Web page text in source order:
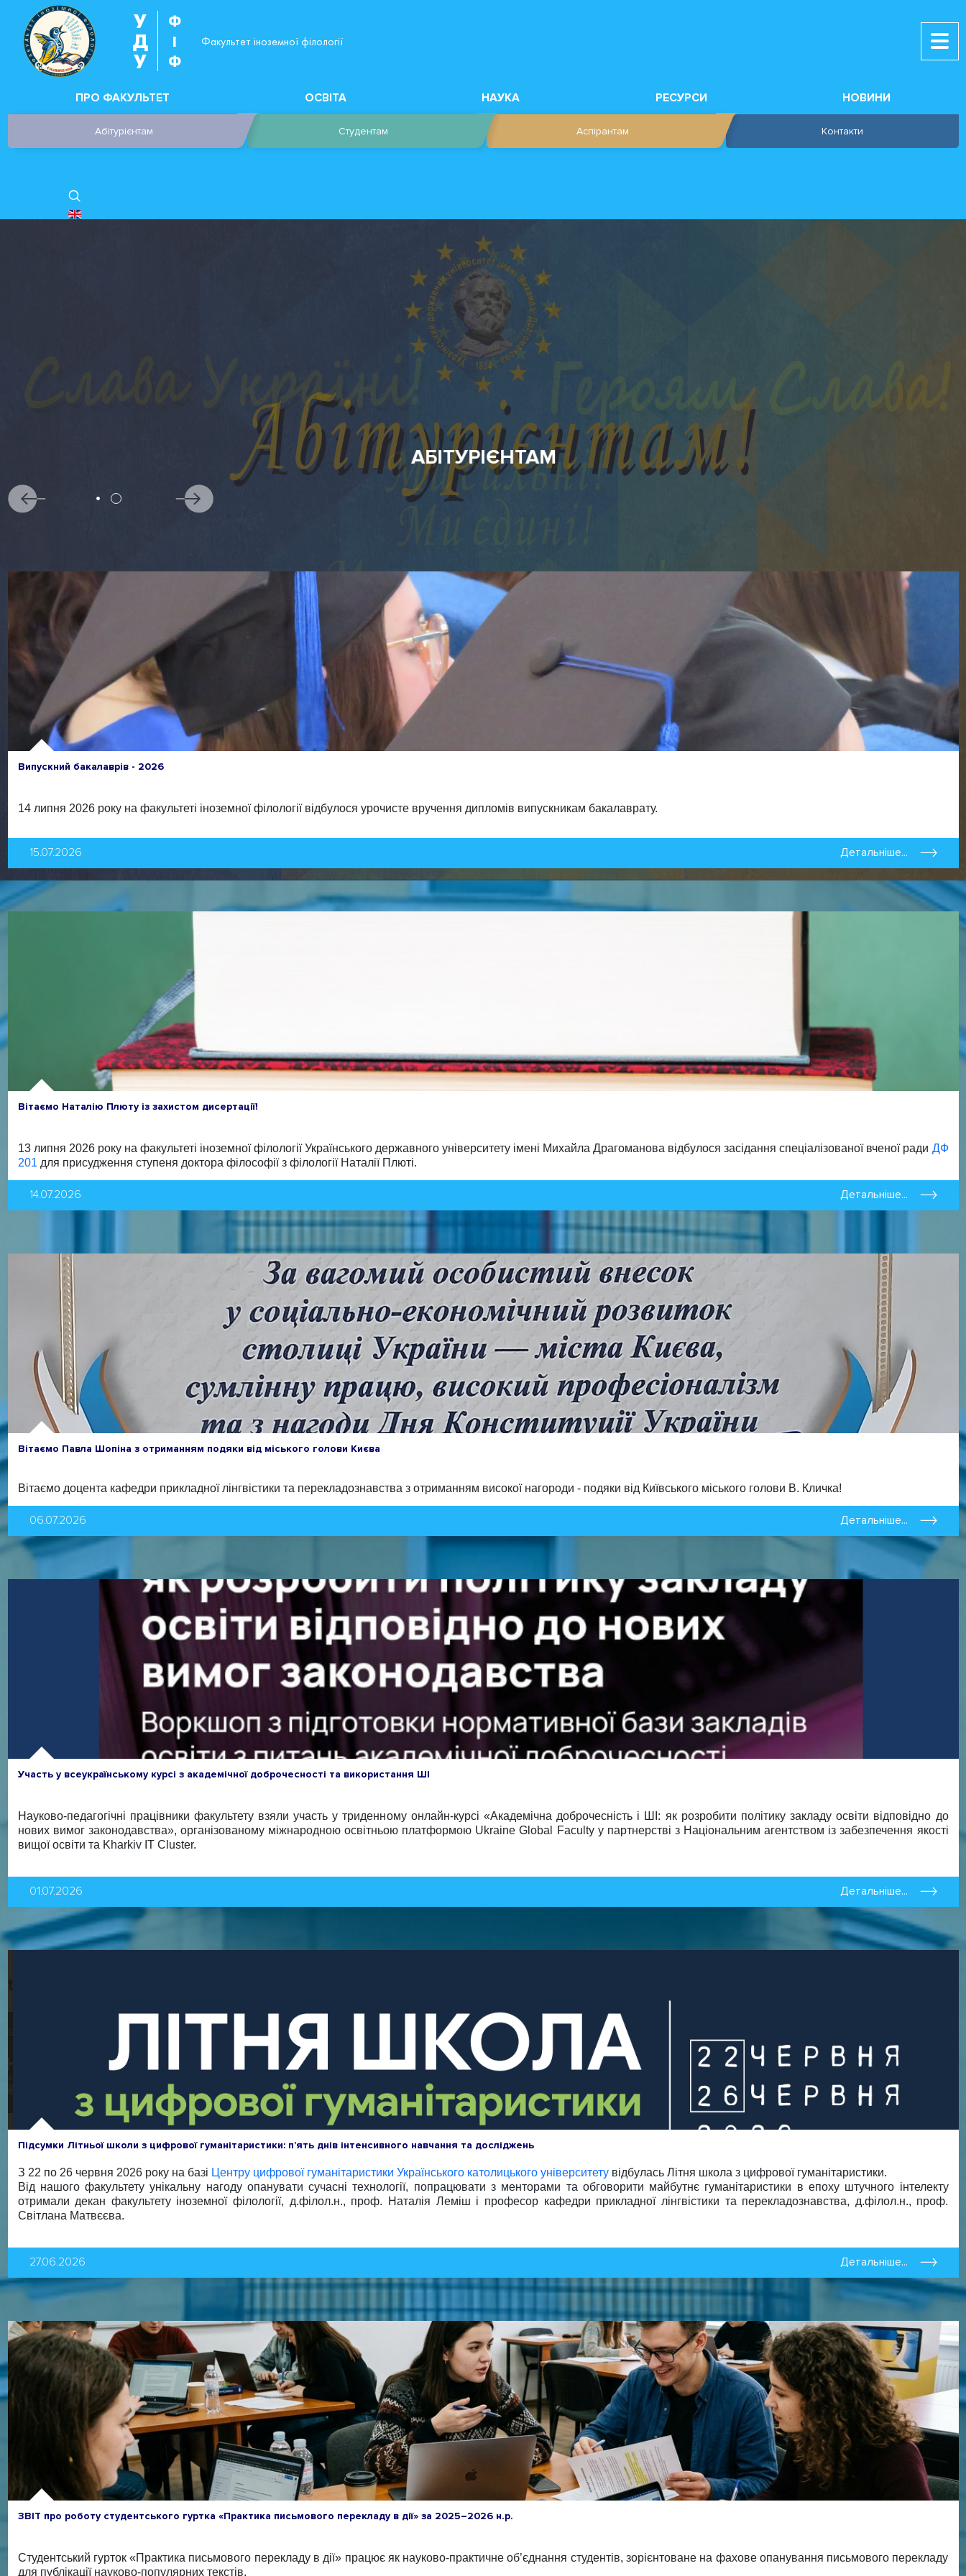
У
Д
У
Ф
І
Ф
Факультет іноземної філології
ПРО ФАКУЛЬТЕТ ОСВІТА НАУКА РЕСУРСИ НОВИНИ
Абітурієнтам Студентам Аспірантам Контакти
ОБЕРІТЬ СВОЮ МОВУ
Випускний бакалаврів - 2026
14 липня 2026 року на факультеті іноземної філології відбулося урочисте вручення дипломів випускникам бакалаврату.
15.07.2026 Детальніше...
Вітаємо Наталію Плюту із захистом дисертації!
13 липня 2026 року на факультеті іноземної філології Українського державного університету імені Михайла Драгоманова відбулося засідання спеціалізованої вченої ради ДФ
201 для присудження ступеня доктора філософії з філології Наталії Плюті.
14.07.2026 Детальніше...
Вітаємо Павла Шопіна з отриманням подяки від міського голови Києва
Вітаємо доцента кафедри прикладної лінгвістики та перекладознавства з отриманням високої нагороди - подяки від Київського міського голови В. Кличка!
06.07.2026 Детальніше...
Участь у всеукраїнському курсі з академічної доброчесності та використання ШІ
Науково-педагогічні працівники факультету взяли участь у триденному онлайн-курсі «Академічна доброчесність і ШІ: як розробити політику закладу освіти відповідно до
нових вимог законодавства», організованому міжнародною освітньою платформою Ukraine Global Faculty у партнерстві з Національним агентством із забезпечення якості
вищої освіти та Kharkiv IT Cluster.
01.07.2026 Детальніше...
Підсумки Літньої школи з цифрової гуманітаристики: п’ять днів інтенсивного навчання та досліджень
З 22 по 26 червня 2026 року на базі Центру цифрової гуманітаристики Українського католицького університетувідбулась Літня школа з цифрової гуманітаристики.
Від нашого факультету унікальну нагоду опанувати сучасні технології, попрацювати з менторами та обговорити майбутнє гуманітаристики в епоху штучного інтелекту
отримали декан факультету іноземної філології, д.філол.н., проф. Наталія Леміш і професор кафедри прикладної лінгвістики та перекладознавства, д.філол.н., проф.
Світлана Матвєєва.
27.06.2026 Детальніше...
ЗВІТ про роботу студентського гуртка «Практика письмового перекладу в дії» за 2025–2026 н.р.
Студентський гурток «Практика письмового перекладу в дії» працює як науково-практичне об’єднання студентів, зорієнтоване на фахове опанування письмового перекладу
для публікації науково-популярних текстів.